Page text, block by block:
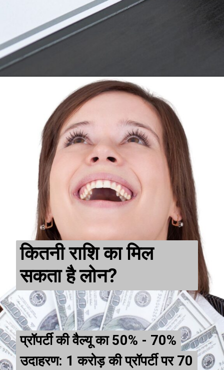
कितनी राशि का मिल
सकता है लोन?
प्रॉपर्टी की वैल्यू का 50% - 70%
उदाहरण: ₹1 करोड़ की प्रॉपर्टी पर ₹70
प्रॉपर्टी की वैल्यू का 50% - 70%
उदाहरण: ₹1 करोड़ की प्रॉपर्टी पर ₹70